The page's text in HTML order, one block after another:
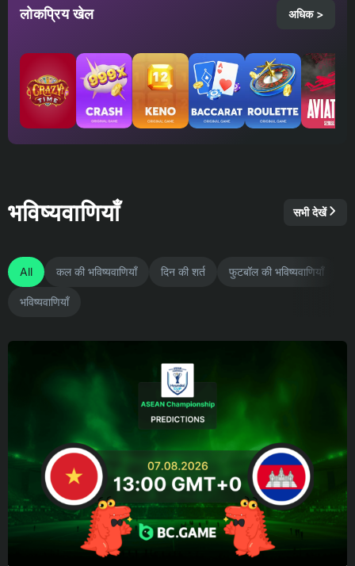
लोकप्रिय खेल अधिक >
भविष्यवाणियाँ सभी देखें
All कल की भविष्यवाणियाँ दिन की शर्त फुटबॉल की भविष्यवाणियाँ
भविष्यवाणियाँ